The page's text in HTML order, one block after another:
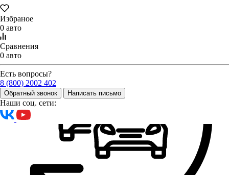
Избраное
0 авто
Сравнения
0 авто
Есть вопросы?
8 (800) 2002 402
Обратный звонок Написать письмо
Наши соц. сети:
Получить предложение